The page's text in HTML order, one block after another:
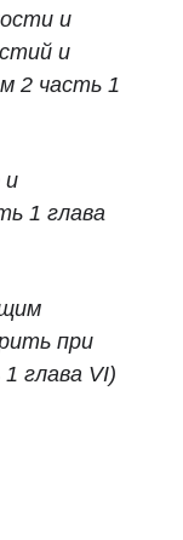
и
и
2 часть 1
и
1 глава
при
глава VI)